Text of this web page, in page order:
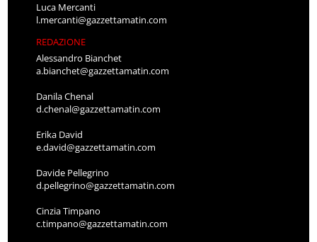
Luca Mercanti
l.mercanti@gazzettamatin.com
REDAZIONE
Alessandro Bianchet
a.bianchet@gazzettamatin.com
Danila Chenal
d.chenal@gazzettamatin.com
Erika David
e.david@gazzettamatin.com
Davide Pellegrino
d.pellegrino@gazzettamatin.com
Cinzia Timpano
c.timpano@gazzettamatin.com